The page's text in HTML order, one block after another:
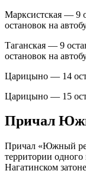
Марксистская — 9
остановок на
Таганская — 9
остановок на
Царицыно — 14
Царицыно — 15
Причал
Причал «Южный
территории одного
Нагатинском